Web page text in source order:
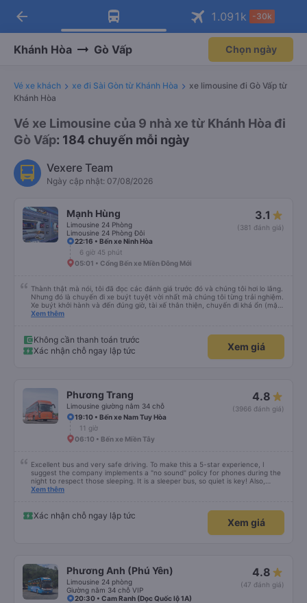
Tải app Vexere ngay!
Nhận ưu đãi thành viên độc
Mở app
Tải app Vexere
-30k/ghế khi đặt vé máy bay qua
Mở app
arrow_back 1.091 k -30k
Khánh Hòa Gò Vấp Chọn ngày
Vé xe khách xe đi Sài Gòn từ Khánh Hòa
xe limousine đi Gò Vấp từ
Khánh Hòa
Vé xe Limousine của 9 nhà xe từ Khánh Hòa đi
Gò Vấp: 184 chuyến mỗi ngày
Vexere Team
Ngày cập nhật: 07/08/2026
Mạnh Hùng
Limousine 24 Phòng
Limousine 24 Phòng Đôi
3.1
(381 đánh giá)
22:16 • Bến xe Ninh Hòa
6 giờ 45 phút
05:01 • Cổng Bến xe Miền Đông Mới
Thành thật mà nói, tôi đã đọc các đánh giá trước đó và chúng tôi hơi lo lắng.
Nhưng đó là chuyến đi xe buýt tuyệt vời nhất mà chúng tôi từng trải nghiệm.
Xe buýt khởi hành và đến đúng giờ, tài xế thân thiện, chuyến đi khá ổn (mặc
dù vẫn hơi xóc, nhưng đó là đặc trưng của Việt Nam ^^), và chỗ ngồi thoải
Xem thêm
Không cần thanh toán trước
Xác nhận chỗ ngay lập tức
Xem giá
Phương Trang
Limousine giường nằm 34 chỗ
4.8
(3966 đánh giá)
19:10 • Bến xe Nam Tuy Hòa
11 giờ
06:10 • Bến xe Miền Tây
Excellent bus and very safe driving. To make this a 5-star experience, I
suggest the company implements a "no sound" policy for phones during the
night to respect those sleeping. It is a sleeper bus, so quiet is key! Also,
please display the Wi-Fi password clearly inside the cabin for convenience. I
quy định rõ ràng về việc giữ im lặng (tắt âm thanh điện thoại) vào ban đêm
để tránh làm phiền hành khách khác ngủ. Ngoài ra, nhà xe nên dán sẵn mật
khẩu Wi-Fi trong xe để hành khách dễ dàng sử dụng. Tôi vẫn sẽ tiếp tục ủng
Xem thêm
Xác nhận chỗ ngay lập tức
Xem giá
Phương Anh (Phú Yên)
Limousine 24 phòng
Giường nằm 34 chỗ VIP
4.8
(47 đánh giá)
20:30 • Cam Ranh (Dọc Quốc lộ 1A)